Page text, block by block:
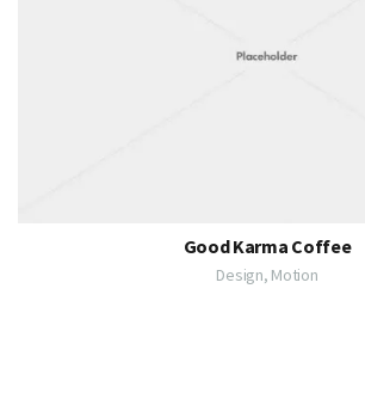
Good Karma Coffee
Design, Motion